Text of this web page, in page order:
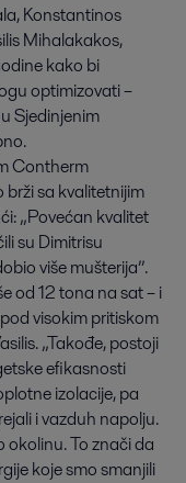
Konstantinos
Mihalakakos,
kako bi
optimizovati –
Sjedinjenim
Contherm
brži sa kvalitetnijim
„Povećan kvalitet
su Dimitrisu
više mušterija”.
od 12 tona na sat – i
visokim pritiskom
„Takođe, postoji
efikasnosti
izolacije, pa
i vazduh napolju.
okolinu. To znači da
koje smo smanjili